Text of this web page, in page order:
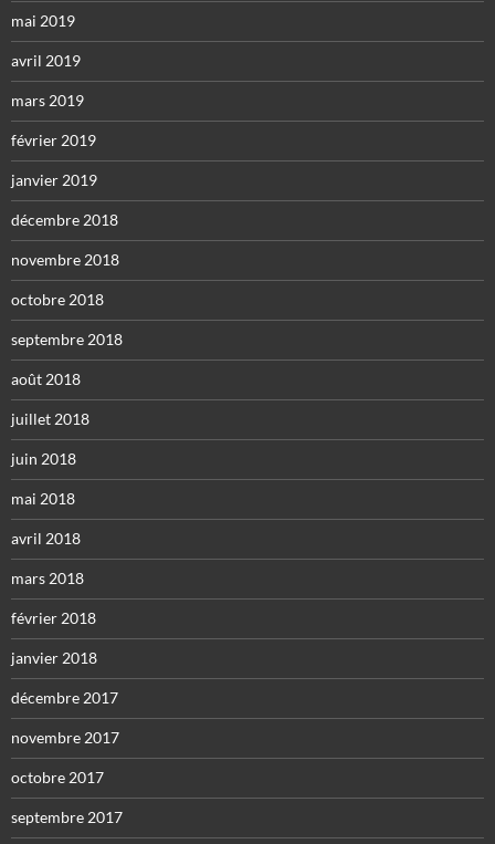
mai 2019
avril 2019
mars 2019
février 2019
janvier 2019
décembre 2018
novembre 2018
octobre 2018
septembre 2018
août 2018
juillet 2018
juin 2018
mai 2018
avril 2018
mars 2018
février 2018
janvier 2018
décembre 2017
novembre 2017
octobre 2017
septembre 2017